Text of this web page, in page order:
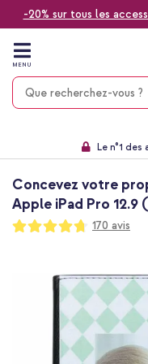
-20% sur tous les
Aller
contenu
MENU
Le n°1
Concevez votre
Apple iPad Pro 12.9
Notation:
94
100
170 avis